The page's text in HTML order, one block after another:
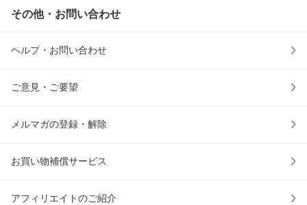
その他・お問い合わせ
ヘルプ・お問い合わせ
ご意見・ご要望
メルマガの登録・解除
お買い物補償サービス
アフィリエイトのご紹介